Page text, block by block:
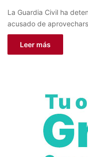
La Guardia Civil ha
acusado de
Leer más